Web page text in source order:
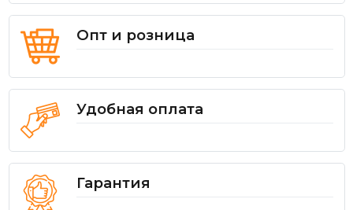
Опт и розница
Удобная оплата
Гарантия